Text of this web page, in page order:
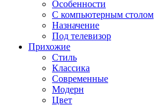
Особенности
С компьютерным столом
Назначение
Под телевизор
Прихожие
Стиль
Классика
Современные
Модерн
Цвет